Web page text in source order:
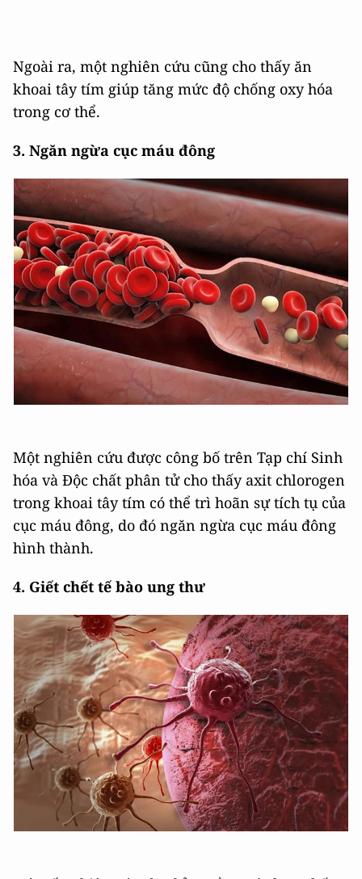
Ngoài ra, một nghiên cứu cũng cho thấy ăn
khoai tây tím giúp tăng mức độ chống oxy hóa
trong cơ thể.
3. Ngăn ngừa cục máu đông
Một nghiên cứu được công bố trên Tạp chí Sinh
hóa và Độc chất phân tử cho thấy axit chlorogen
trong khoai tây tím có thể trì hoãn sự tích tụ của
cục máu đông, do đó ngăn ngừa cục máu đông
hình thành.
4. Giết chết tế bào ung thư